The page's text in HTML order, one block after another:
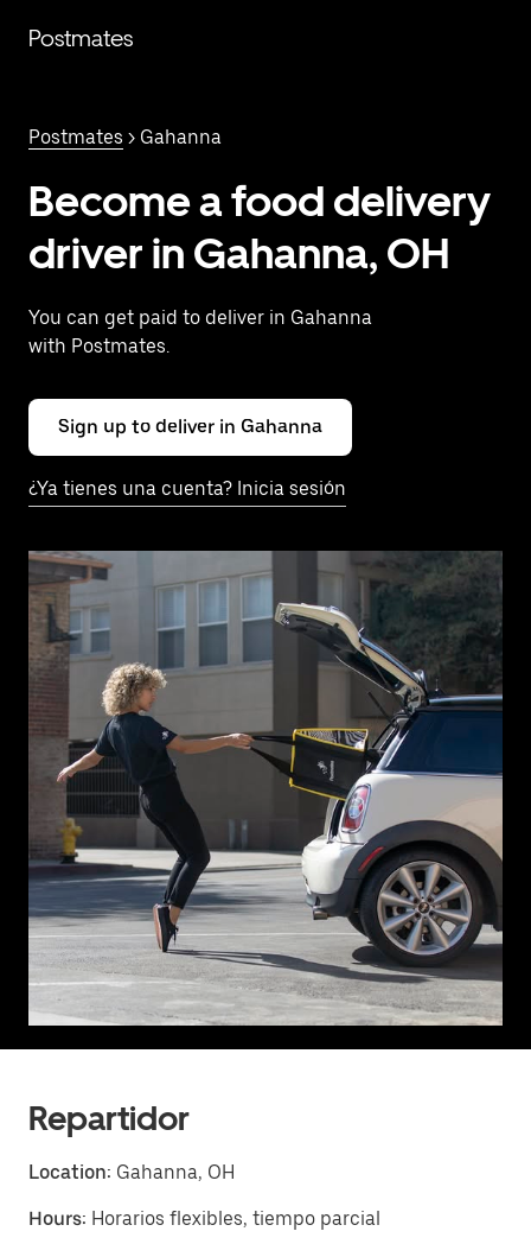
contenido
Postmates
Postmates > Gahanna
Become a food delivery
driver in Gahanna, OH
You can get paid to deliver in Gahanna
with Postmates.
Sign up to deliver in Gahanna
¿Ya tienes una cuenta? Inicia sesión
Repartidor
Location: Gahanna, OH
Hours: Horarios flexibles, tiempo parcial